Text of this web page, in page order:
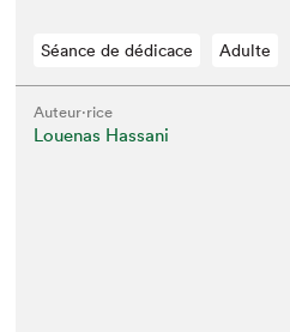
Séance de dédicace Adulte
Auteur·rice
Louenas Hassani